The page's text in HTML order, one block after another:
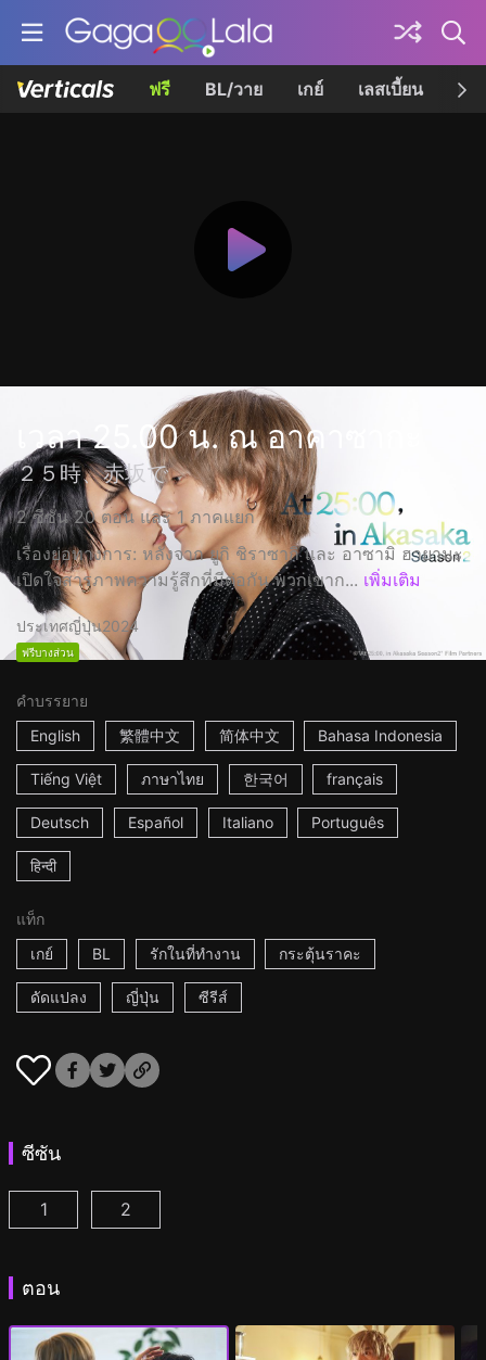
ฟรี BL/วาย เกย์ เลสเบี้ยน เค
เวลา 25.00 น. ณ อาคาซากะ
２５時、赤坂で
2 ซีซั่น 20 ตอน และ 1 ภาคแยก
เรื่องย่อทางการ: หลังจาก ยูกิ ชิราซากิ และ อาซามิ ฮายามะ
เปิดใจสารภาพความรู้สึกที่มีต่อกัน พวกเขาก... เพิ่มเติม
ประเทศญี่ปุ่น2024
ฟรีบางส่วน
คำบรรยาย
English
繁體中文 简体中文 Bahasa Indonesia
Tiếng Việt ภาษาไทย 한국어 français
Deutsch Español Italiano Português
हिन्दी
แท็ก
เกย์
BL รักในที่ทำงาน กระตุ้นราคะ
ดัดแปลง ญี่ปุ่น ซีรีส์
ซีซัน
เวลา 25.00 น. ณ อาคาซากะ ตอนที่ 1
1 เวลา 25.00 น. ณ อาคาซากะ ซีซั่น2 ตอนที่ 1
2
ตอน